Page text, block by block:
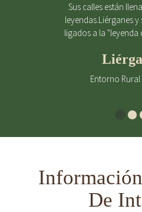
Sus calles están
leyendas.Liérganes
ligados a la "leyenda
Entorno
De